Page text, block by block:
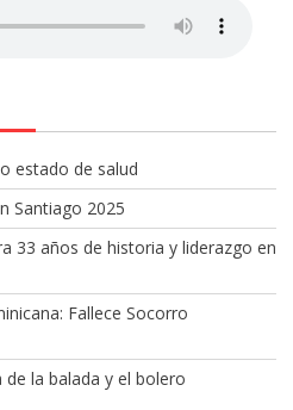
estado de salud
Santiago 2025
33 años de historia y liderazgo en
Fallece Socorro
de la balada y el bolero